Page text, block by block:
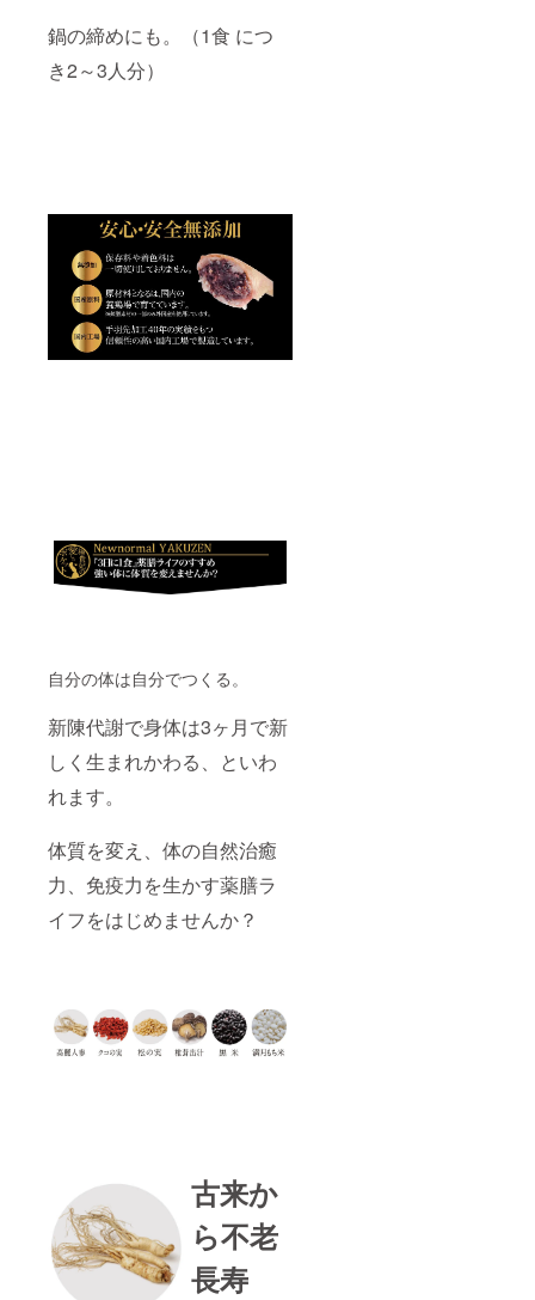
鍋の締めにも。（1食 につ
き2～3人分）
自分の体は自分でつくる。
新陳代謝で身体は3ヶ月で新
しく生まれかわる、といわ
れます。
体質を変え、体の自然治癒
力、免疫力を生かす薬膳ラ
イフをはじめませんか？
古来か
ら不老
長寿